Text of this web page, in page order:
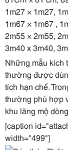
1m27 × 1m27,
1m67 × 1m67 ,
2m55 × 2m55,
3m40 x 3m40,
Những mẫu kích
thường được
tích hạn chế.
thường phù hợp
khu lăng mộ
[caption
width="499"]